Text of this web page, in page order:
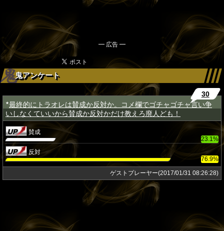
━ 広告 ━
鬼アンケート
★最終的にトラオレは賛成か反対か。コメ欄でゴチャゴチャ言い争
いしなくていいから賛成か反対かだけ教えろ廃人ども！
30
賛成
23.1%
反対
76.9%
ゲストプレーヤー(2017/01/31 08:26:28)